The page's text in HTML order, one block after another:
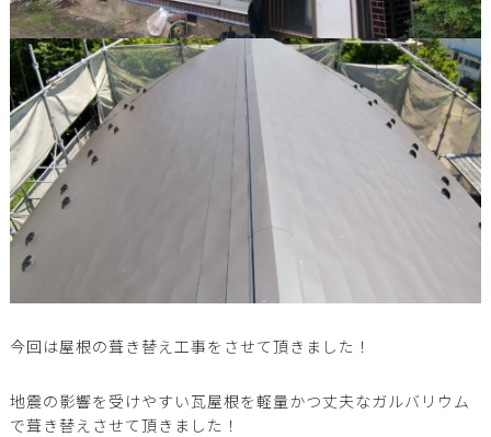
今回は屋根の葺き替え工事をさせて頂きました！
地震の影響を受けやすい瓦屋根を軽量かつ丈夫なガルバリウム
で葺き替えさせて頂きました！